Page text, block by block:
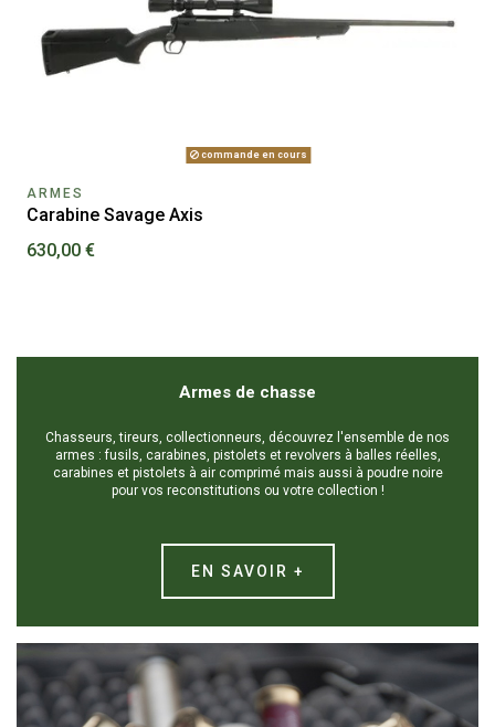
commande en cours
ARMES
Carabine Savage Axis
630,00 €
Armes de chasse
Chasseurs, tireurs, collectionneurs, découvrez l'ensemble de nos
armes : fusils, carabines, pistolets et revolvers à balles réelles,
carabines et pistolets à air comprimé mais aussi à poudre noire
pour vos reconstitutions ou votre collection !
EN SAVOIR +